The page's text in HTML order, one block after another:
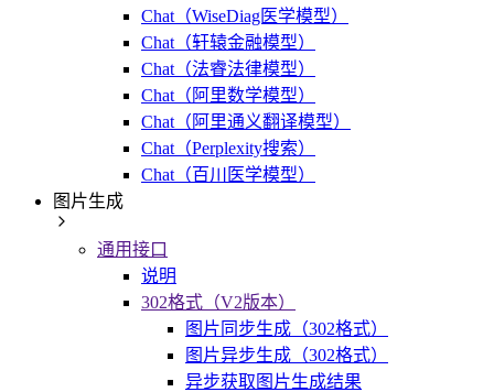
Chat（WiseDiag医学模型）
Chat（轩辕金融模型）
Chat（法睿法律模型）
Chat（阿里数学模型）
Chat（阿里通义翻译模型）
Chat（Perplexity搜索）
Chat（百川医学模型）
图片生成
通用接口
说明
302格式（V2版本）
图片同步生成（302格式）
图片异步生成（302格式）
异步获取图片生成结果